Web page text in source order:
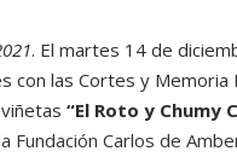
. El martes 14 de
con las Cortes y Memoria
“El Roto y Chumy
Fundación Carlos de